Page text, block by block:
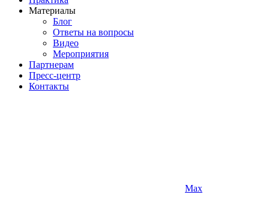
Материалы
Блог
Ответы на вопросы
Видео
Мероприятия
Партнерам
Пресс-центр
Контакты
Max